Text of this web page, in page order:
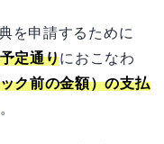
を申請するために
定通りにおこなわ
ク前の金額）の支払